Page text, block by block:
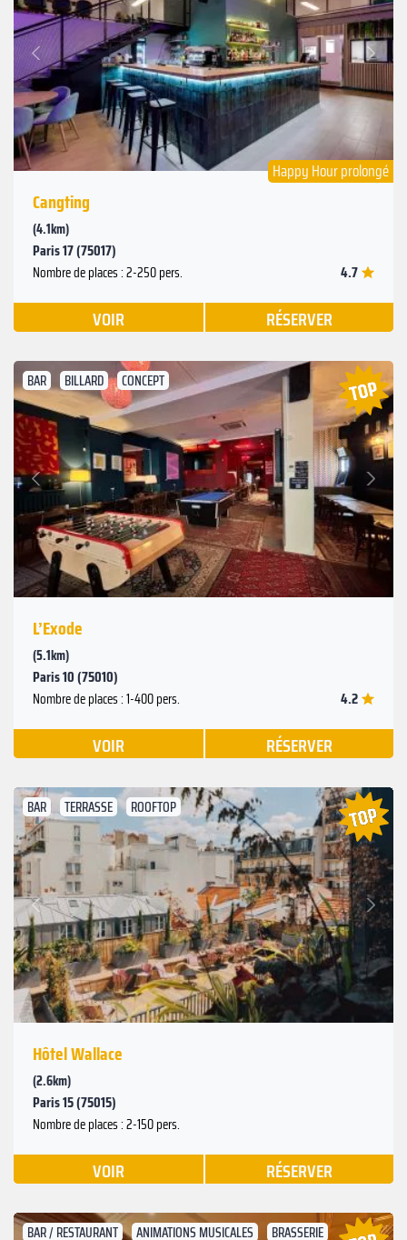
Précédent
Suivant
Happy Hour prolongé
Cangting
(4.1km)
Paris 17 (75017)
Nombre de places : 2-250 pers. 4.7
VOIR RÉSERVER
BAR BILLARD CONCEPT
Précédent
Suivant
L’Exode
(5.1km)
Paris 10 (75010)
Nombre de places : 1-400 pers. 4.2
VOIR RÉSERVER
BAR TERRASSE ROOFTOP
Précédent
Suivant
Hôtel Wallace
(2.6km)
Paris 15 (75015)
Nombre de places : 2-150 pers.
VOIR RÉSERVER
BAR / RESTAURANT ANIMATIONS MUSICALES BRASSERIE